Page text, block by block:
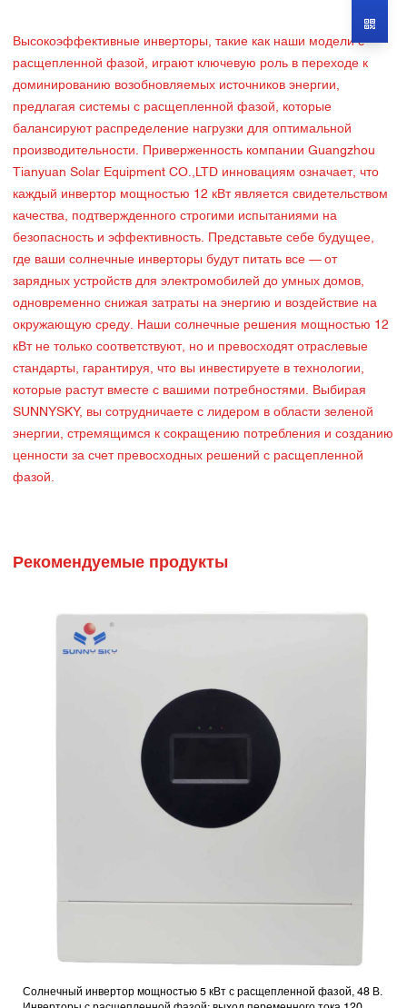
Высокоэффективные инверторы, такие как наши модели с
расщепленной фазой, играют ключевую роль в переходе к
доминированию возобновляемых источников энергии,
предлагая системы с расщепленной фазой, которые
балансируют распределение нагрузки для оптимальной
производительности. Приверженность компании Guangzhou
Tianyuan Solar Equipment CO.,LTD инновациям означает, что
каждый инвертор мощностью 12 кВт является свидетельством
качества, подтвержденного строгими испытаниями на
безопасность и эффективность. Представьте себе будущее,
где ваши солнечные инверторы будут питать все — от
зарядных устройств для электромобилей до умных домов,
одновременно снижая затраты на энергию и воздействие на
окружающую среду. Наши солнечные решения мощностью 12
кВт не только соответствуют, но и превосходят отраслевые
стандарты, гарантируя, что вы инвестируете в технологии,
которые растут вместе с вашими потребностями. Выбирая
SUNNYSKY, вы сотрудничаете с лидером в области зеленой
энергии, стремящимся к сокращению потребления и созданию
ценности за счет превосходных решений с расщепленной
фазой.
Рекомендуемые продукты
Солнечный инвертор мощностью 5 кВт с расщепленной фазой, 48 В.